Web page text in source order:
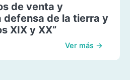
de venta y
defensa de la tierra y
XIX y XX”
Ver más →